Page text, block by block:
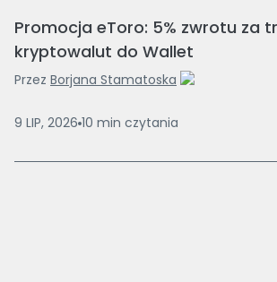
Promocja eToro: 5% zwrotu za
kryptowalut do Wallet
Przez Borjana Stamatoska
9 LIP, 2026 10 min czytania